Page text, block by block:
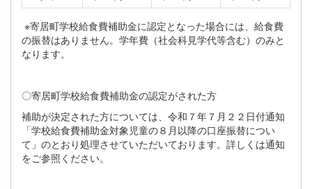
※寄居町学校給食費補助金に認定となった場合には、給食費
の振替はありません。学年費（社会科見学代等含む）のみと
なります。
〇寄居町学校給食費補助金の認定がされた方
補助が決定された方については、令和７年７月２２日付通知
「学校給食費補助金対象児童の８月以降の口座振替につい
て」のとおり処理させていただいております。詳しくは通知
をご参照ください。